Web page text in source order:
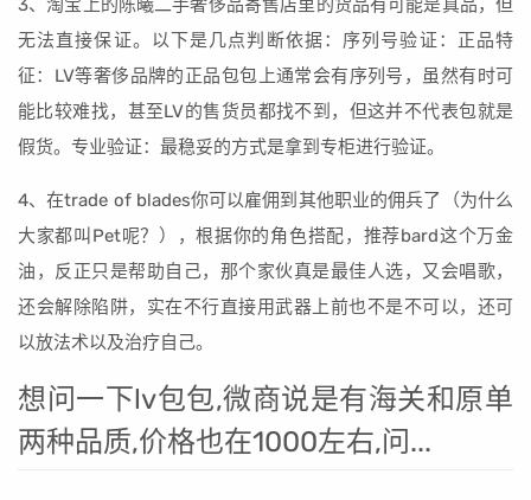
3、淘宝上的陈曦二手奢侈品寄售店里的货品有可能是真品，但
无法直接保证。以下是几点判断依据：序列号验证：正品特
征：LV等奢侈品牌的正品包包上通常会有序列号，虽然有时可
能比较难找，甚至LV的售货员都找不到，但这并不代表包就是
假货。专业验证：最稳妥的方式是拿到专柜进行验证。
4、在trade of blades你可以雇佣到其他职业的佣兵了（为什么
大家都叫Pet呢？），根据你的角色搭配，推荐bard这个万金
油，反正只是帮助自己，那个家伙真是最佳人选，又会唱歌，
还会解除陷阱，实在不行直接用武器上前也不是不可以，还可
以放法术以及治疗自己。
想问一下lv包包,微商说是有海关和原单
两种品质,价格也在1000左右,问...